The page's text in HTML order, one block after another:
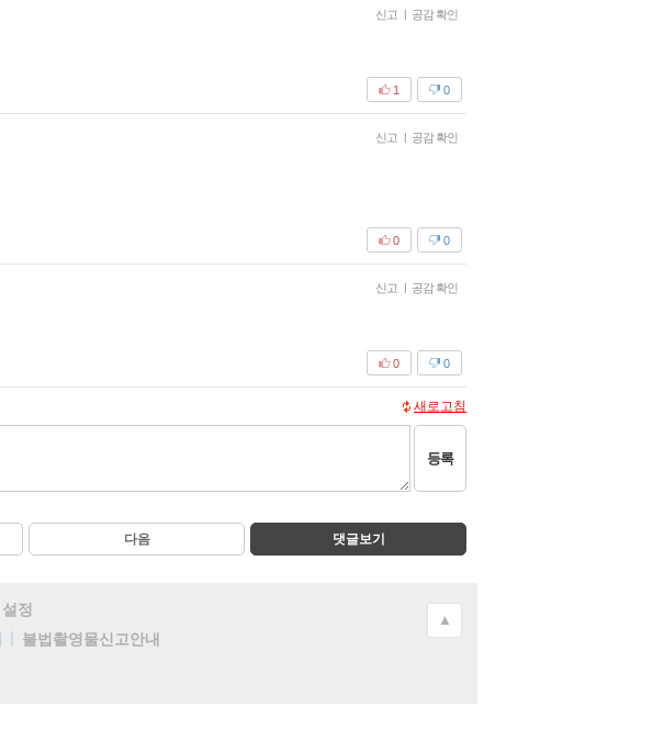
신고 | 공감 확인
0
1
신고 | 공감 확인
0
0
신고 | 공감 확인
0
0
새로고침
등록
다음 댓글보기
설정
불법촬영물신고안내
▲